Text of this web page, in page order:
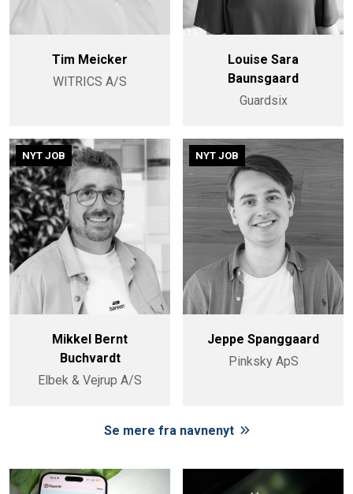
Tim Meicker
WITRICS A/S
Louise Sara
Baunsgaard
Guardsix
NYT JOB
Mikkel Bernt
Buchvardt
Elbek & Vejrup A/S
NYT JOB
Jeppe Spanggaard
Pinksky ApS
Se mere fra navnenyt